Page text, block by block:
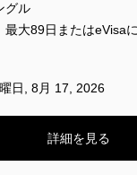
グル
最大89日またはeVisa
日, 8月 17, 2026
詳細を見る